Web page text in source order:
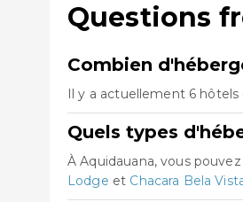
Questions
Combien
Il y a actuellement 6
Quels types
À Aquidauana, vous
Lodge et Chacara Bela